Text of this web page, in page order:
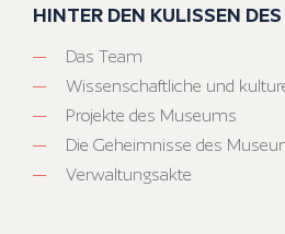
HINTER DEN KULISSEN
Das Team
Wissenschaftliche und
Projekte des Museums
Die Geheimnisse des
Verwaltungsakte